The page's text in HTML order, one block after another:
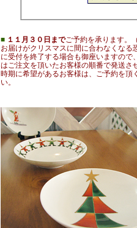
■ １１月３０日までご予約を承ります。
お届けがクリスマスに間に合わなくなる
に受付を終了する場合も御座いますので
はご注文を頂いたお客様の順番で発送さ
時期に希望があるお客様は、ご予約を頂
い。